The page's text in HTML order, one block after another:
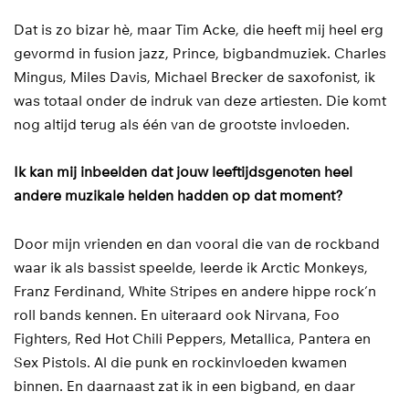
Dat is zo bizar hè, maar Tim Acke, die heeft mij heel erg
gevormd in fusion jazz, Prince, bigbandmuziek. Charles
Mingus, Miles Davis, Michael Brecker de saxofonist, ik
was totaal onder de indruk van deze artiesten. Die komt
nog altijd terug als één van de grootste invloeden.
Ik kan mij inbeelden dat jouw leeftijdsgenoten heel
andere muzikale helden hadden op dat moment?
Door mijn vrienden en dan vooral die van de rockband
waar ik als bassist speelde, leerde ik Arctic Monkeys,
Franz Ferdinand, White Stripes en andere hippe rock’n
roll bands kennen. En uiteraard ook Nirvana, Foo
Fighters, Red Hot Chili Peppers, Metallica, Pantera en
Sex Pistols. Al die punk en rockinvloeden kwamen
binnen. En daarnaast zat ik in een bigband, en daar